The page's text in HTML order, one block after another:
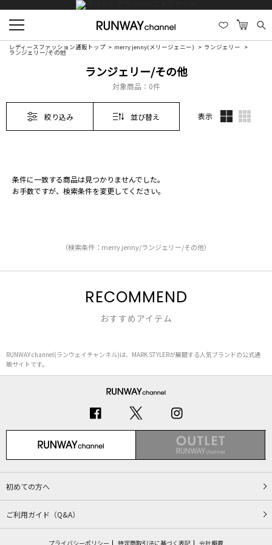
レディースファッション通販トップ merry jenny(メリージェニー) ランジェリー
ランジェリー/その他
ランジェリー/その他
対象商品： 0件
絞り込み 並び替え 表示
条件に一致する商品は見つかりませんでした。
お手数ですが、検索条件を変更してください。
（検索条件：merry jenny/ランジェリー/その他）
RECOMMEND
おすすめアイテム
RUNWAY channel(ランウェイチャンネル)は、MARK STYLERが展開する人気ブランドの公式通
販サイトです。
初めての方へ
ご利用ガイド（Q&A）
プライバシーポリシー 特定商取引法に基づく表記 会社概要